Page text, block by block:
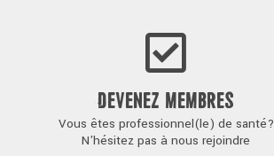
DEVENEZ MEMBRES
Vous êtes professionnel(le) de santé?
N'hésitez pas à nous rejoindre